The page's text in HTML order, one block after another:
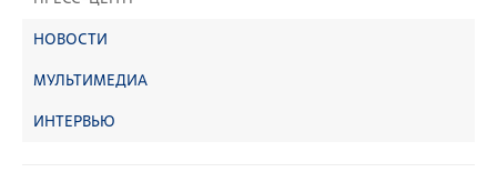
НОВОСТИ
МУЛЬТИМЕДИА
ИНТЕРВЬЮ